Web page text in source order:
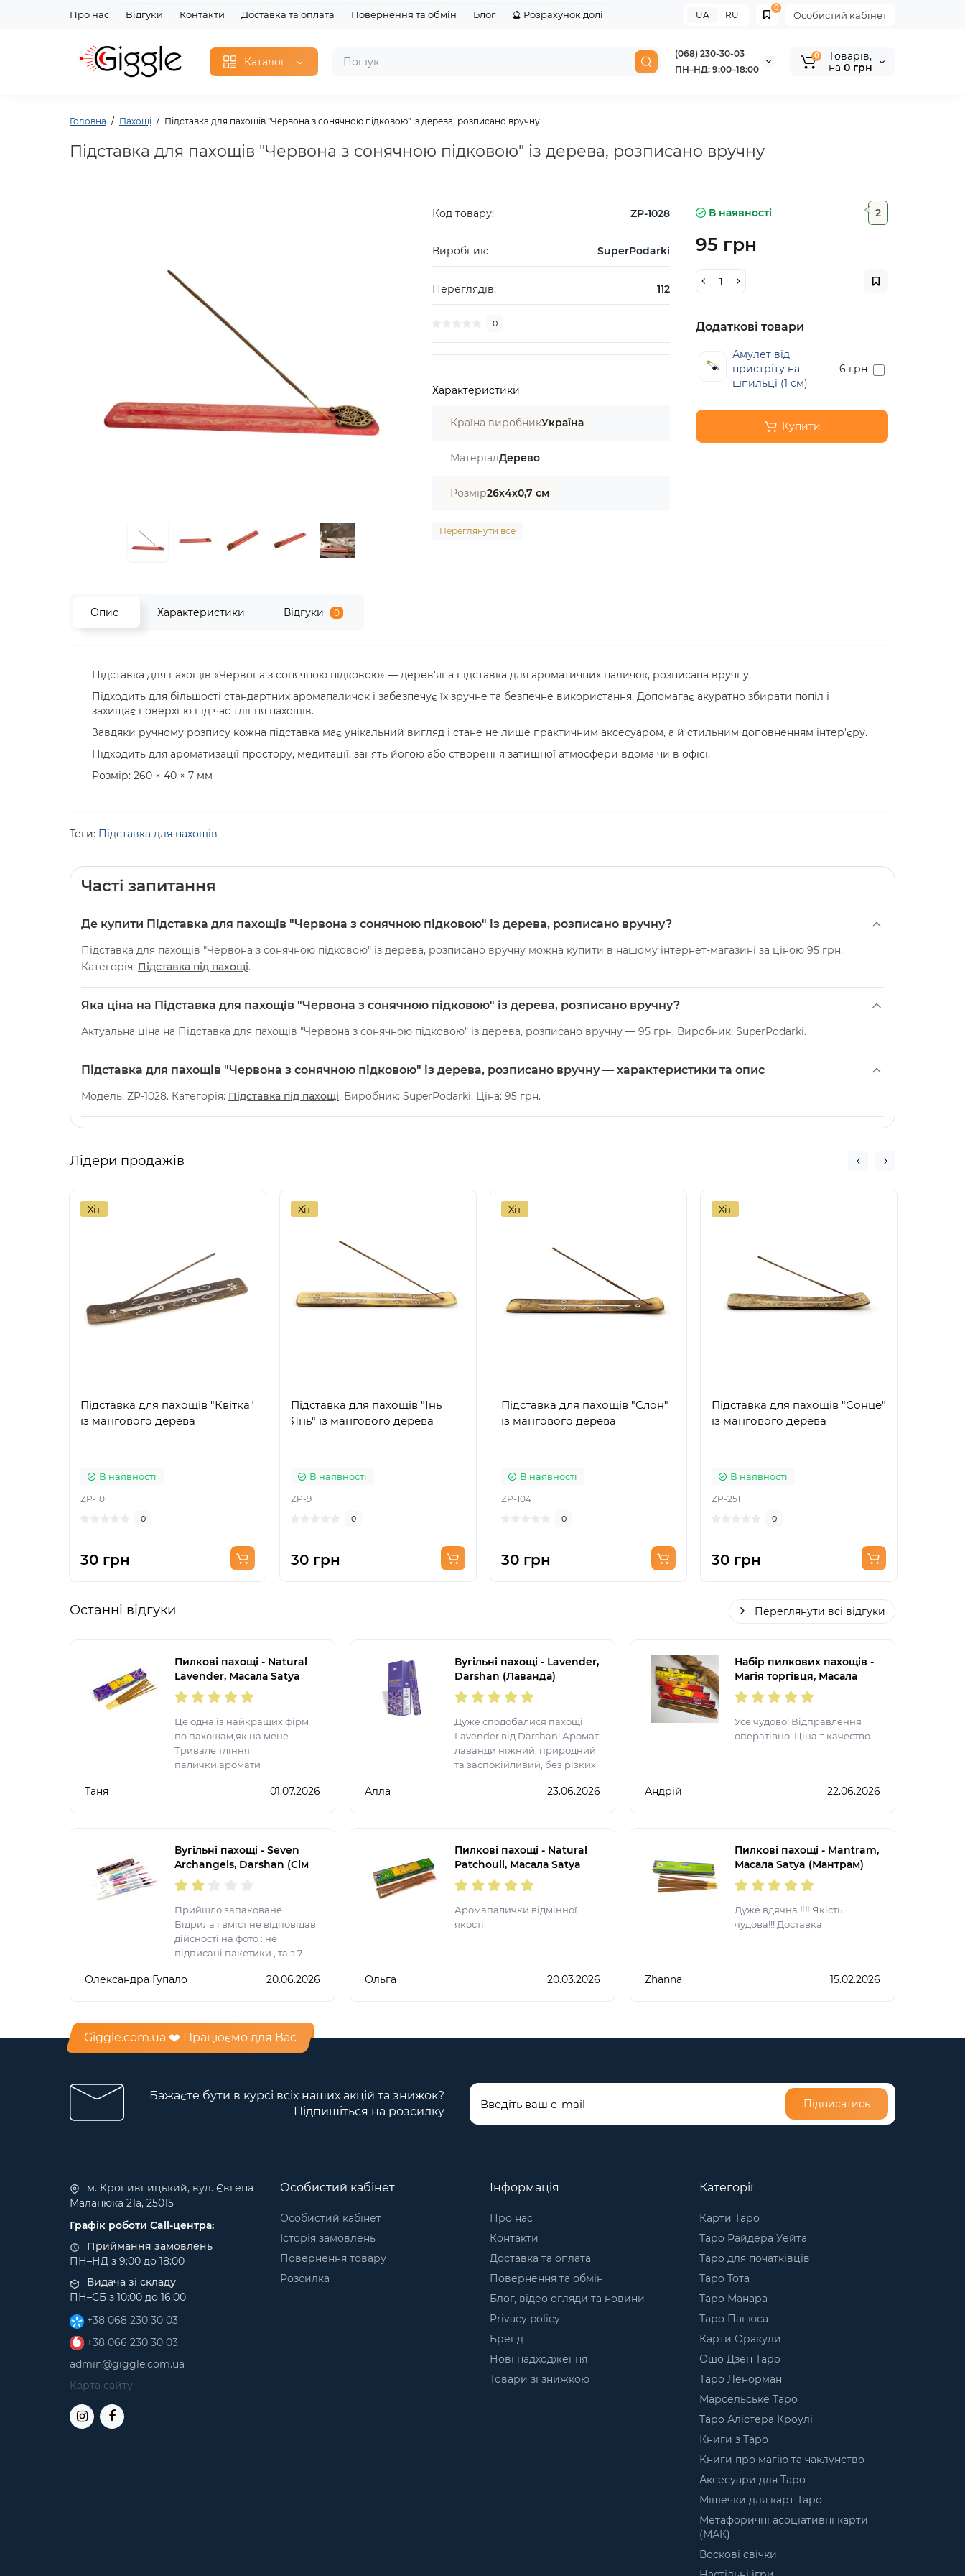
Про нас Відгуки Контакти Доставка та оплата Повернення та обмін Блог 🔮 Розрахунок долі Особистий кабінет
0
UA RU
Каталог
(068) 230-30-03
ПН–НД: 9:00–18:00
0
Tоварів,
на 0 грн
Головна Пахощі Підставка для пахощів "Червона з сонячною підковою" із дерева, розписано вручну
Підставка для пахощів "Червона з сонячною підковою" із дерева, розписано вручну
Код товару: ZP-1028
Виробник: SuperPodarki
Переглядів: 112
0
Характеристики
Країна виробникУкраїна
МатеріалДерево
Розмір26х4х0,7 см
Переглянути все
В наявності 2
95 грн
Додаткові товари
Амулет від
пристріту на
шпильці (1 см)
6 грн
Купити
Опис Характеристики Відгуки 0
Підставка для пахощів «Червона з сонячною підковою» — дерев'яна підставка для ароматичних паличок, розписана вручну.
Підходить для більшості стандартних аромапаличок і забезпечує їх зручне та безпечне використання. Допомагає акуратно збирати попіл і
захищає поверхню під час тління пахощів.
Завдяки ручному розпису кожна підставка має унікальний вигляд і стане не лише практичним аксесуаром, а й стильним доповненням інтер'єру.
Підходить для ароматизації простору, медитації, занять йогою або створення затишної атмосфери вдома чи в офісі.
Розмір: 260 × 40 × 7 мм
Теги: Підставка для пахощів
Часті запитання
Де купити Підставка для пахощів "Червона з сонячною підковою" із дерева, розписано вручну?
Підставка для пахощів "Червона з сонячною підковою" із дерева, розписано вручну можна купити в нашому інтернет-магазині за ціною 95 грн.
Категорія: Підставка під пахощі.
Яка ціна на Підставка для пахощів "Червона з сонячною підковою" із дерева, розписано вручну?
Актуальна ціна на Підставка для пахощів "Червона з сонячною підковою" із дерева, розписано вручну — 95 грн. Виробник: SuperPodarki.
Підставка для пахощів "Червона з сонячною підковою" із дерева, розписано вручну — характеристики та опис
Модель: ZP-1028. Категорія: Підставка під пахощі. Виробник: SuperPodarki. Ціна: 95 грн.
Лідери продажів
Хіт
Підставка для пахощів "Квітка"
із мангового дерева
В наявності
ZP-10
0
30 грн
Хіт
Підставка для пахощів "Інь
Янь" із мангового дерева
В наявності
ZP-9
0
30 грн
Хіт
Підставка для пахощів "Слон"
із мангового дерева
В наявності
ZP-104
0
30 грн
Хіт
Підставка для пахощів "Сонце"
із мангового дерева
В наявності
ZP-251
0
30 грн
Останні відгуки Переглянути всі відгуки
Пилкові пахощі - Natural
Lavender, Масала Satya
(Натуральна Лаванда)
Це одна із найкращих фірм
по пахощам,як на мене.
Тривале тління
палички,аромати
більшість представлених
Таня 01.07.2026
Вугільні пахощі - Lavender,
Darshan (Лаванда)
Дуже сподобалися пахощі
Lavender від Darshan! Аромат
лаванди ніжний, природний
та заспокійливий, без різких
достатньо, щоб наповнити
Алла 23.06.2026
Набір пилкових пахощів -
Магія торгівця, Масала
Satya
Усе чудово! Відправлення
оператівно. Ціна = качество.
Андрій 22.06.2026
Вугільні пахощі - Seven
Archangels, Darshan (Сім
Архангелів)
Прийшло запаковане .
Відрила і вміст не відповідав
дійсності на фото : не
підписані пакетики , та з 7
Олександра Гупало 20.06.2026
Пилкові пахощі - Natural
Patchouli, Масала Satya
(Натуральний пачулі)
Аромапалички відмінної
якості.
Ольга 20.03.2026
Пилкові пахощі - Mantram,
Масала Satya (Мантрам)
Дуже вдячна ‼️‼️ Якість
чудова!!! Доставка
Zhanna 15.02.2026
Giggle.com.ua ❤️ Працюємо для Вас
Бажаєте бути в курсі всіх наших акцій та знижок?
Підпишіться на розсилку
Підписатись
м. Кропивницький, вул. Євгена
Маланюка 21а, 25015
Графік роботи Call-центра:
Приймання замовлень
ПН–НД з 9:00 до 18:00
Видача зі складу
ПН–СБ з 10:00 до 16:00
+38 068 230 30 03
+38 066 230 30 03
admin@giggle.com.ua
Карта сайту
Особистий кабінет
Особистий кабінет
Історія замовлень
Повернення товару
Розсилка
Інформація
Про нас
Контакти
Доставка та оплата
Повернення та обмін
Блог, відео огляди та новини
Privacy policy
Бренд
Нові надходження
Товари зі знижкою
Категорії
Карти Таро
Таро Райдера Уейта
Таро для початківців
Таро Тота
Таро Манара
Таро Папюса
Карти Оракули
Ошо Дзен Таро
Таро Ленорман
Марсельське Таро
Таро Алістера Кроулі
Книги з Таро
Книги про магію та чаклунство
Аксесуари для Таро
Мішечки для карт Таро
Метафоричні асоціативні карти
(МАК)
Воскові свічки